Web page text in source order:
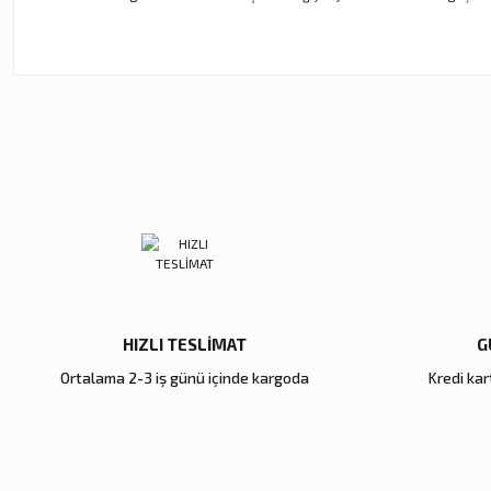
Bu ürüne benzer farklı alternatifler olmalı.
HIZLI TESLİMAT
Ortalama 2-3 iş günü içinde kargoda
Kredi